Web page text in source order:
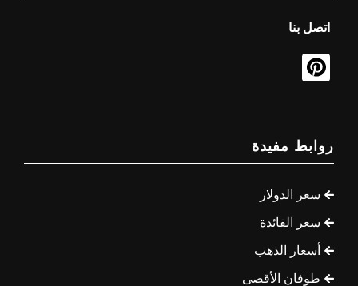
اتصل بنا
روابط مفيدة
سعر الدولار
سعر الفائدة
أسعار الذهب
طوفان الأقصى